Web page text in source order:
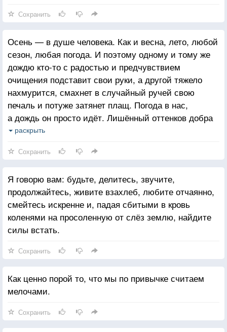
Сохранить
Осень — в душе человека. Как и весна, лето, любой
сезон, любая погода. И поэтому одному и тому же
дождю кто-то с радостью и предчувствием
очищения подставит свои руки, а другой тяжело
нахмурится, смахнет в случайный ручей свою
печаль и потуже затянет плащ. Погода в нас,
а дождь он просто идёт. Лишённый оттенков добра
и зла, радости и печали, дождь идёт сквозь наши
раскрыть
Сохранить
Я говорю вам: будьте, делитесь, звучите,
продолжайтесь, живите взахлеб, любите отчаянно,
смейтесь искренне и, падая сбитыми в кровь
коленями на просоленную от слёз землю, найдите
силы встать.
Сохранить
Как ценно порой то, что мы по привычке считаем
мелочами.
Сохранить